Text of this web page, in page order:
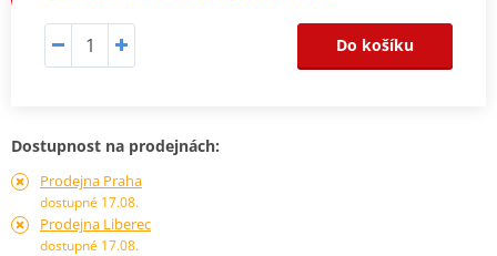
Do košíku
Dostupnost na prodejnách:
Prodejna Praha
dostupné 17.08.
Prodejna Liberec
dostupné 17.08.